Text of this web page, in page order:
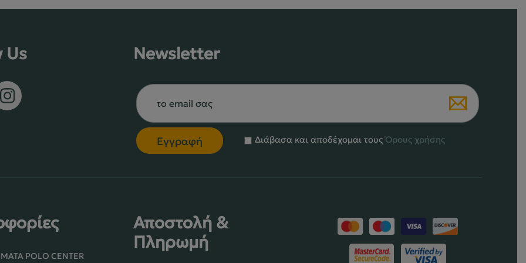
Us Newsletter
Διάβασα και αποδέχομαι τουςΌρους χρήσης
POLO CENTER
Αποστολή &
Πληρωμή